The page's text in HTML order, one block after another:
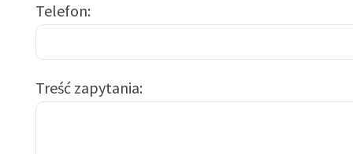
Telefon
Treść zapytania